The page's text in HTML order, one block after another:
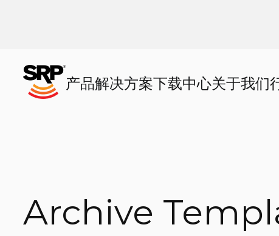
产品解决方案下载中心关于我们
Archive